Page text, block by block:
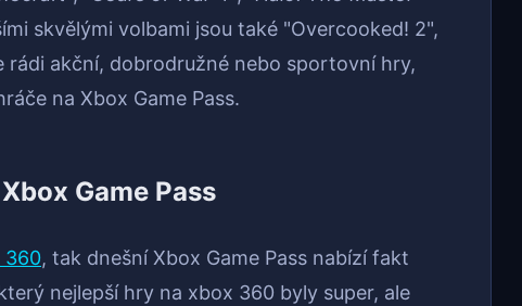
skvělými volbami jsou také "Overcooked! 2",
rádi akční, dobrodružné nebo sportovní hry,
na Xbox Game Pass.
Game Pass
360, tak dnešní Xbox Game Pass nabízí fakt
nejlepší hry na xbox 360 byly super, ale